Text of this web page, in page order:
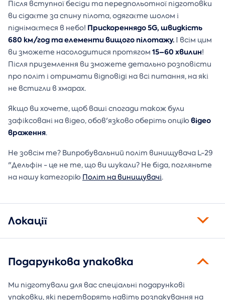
Після вступної бесіди та передпольотної підготовки
ви сідаєте за спину пілота, одягаєте шолом і
піднімаєтеся в небо! Прискореннядо 5G, швидкість
680 км/год та елементи вищого пілотажу.І всім цим
ви зможете насолодитися протягом 15–60 хвилин!
Після приземлення ви зможете детально розповісти
про політ і отримати відповіді на всі питання, на які
не встигли в хмарах.
Якщо ви хочете, щоб ваші спогади також були
зафіксовані на відео, обов'язково оберіть опціювідео
враження.
Не зовсім те? Випробувальний політ винищувача L-29
"Дельфін - це не те, що ви шукали? Не біда, погляньте
на нашу категорію Політ на винищувачі.
Локації
Подарункова упаковка
Ми підготували для вас спеціальні подарункові
упаковки, які перетворять навіть розпакування на